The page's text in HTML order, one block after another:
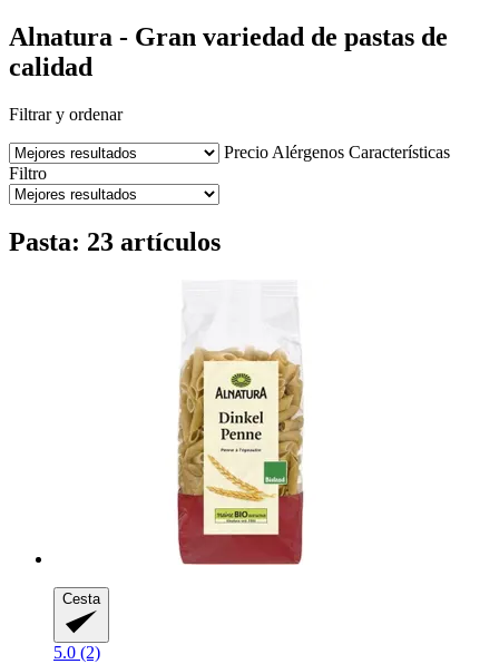
Alnatura - Gran variedad de pastas de
calidad
Filtrar y ordenar
Precio Alérgenos Características
Filtro
Pasta: 23 artículos
Cesta
5.0 (2)